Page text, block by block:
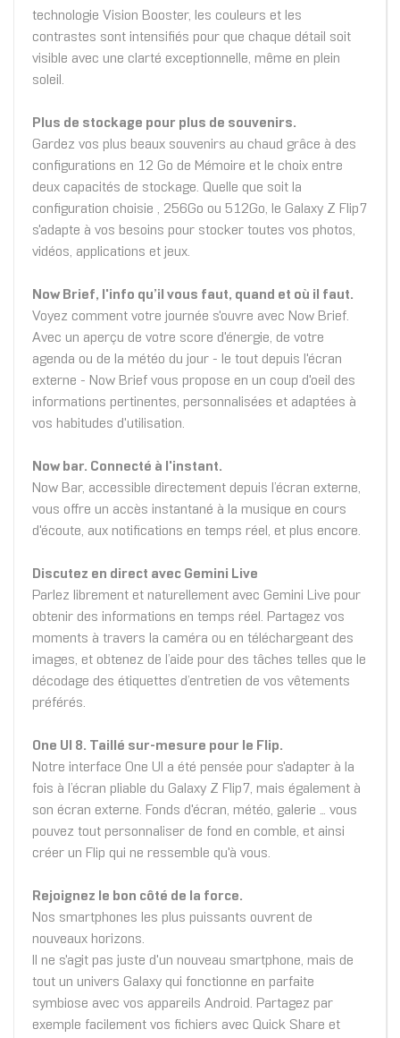
technologie Vision Booster, les couleurs et les
contrastes sont intensifiés pour que chaque détail soit
visible avec une clarté exceptionnelle, même en plein
soleil.
Plus de stockage pour plus de souvenirs.
Gardez vos plus beaux souvenirs au chaud grâce à des
configurations en 12 Go de Mémoire et le choix entre
deux capacités de stockage. Quelle que soit la
configuration choisie , 256Go ou 512Go, le Galaxy Z Flip7
s'adapte à vos besoins pour stocker toutes vos photos,
vidéos, applications et jeux.
Now Brief, l'info qu’il vous faut, quand et où il faut.
Voyez comment votre journée s'ouvre avec Now Brief.
Avec un aperçu de votre score d'énergie, de votre
agenda ou de la météo du jour - le tout depuis l'écran
externe - Now Brief vous propose en un coup d'oeil des
informations pertinentes, personnalisées et adaptées à
vos habitudes d'utilisation.
Now bar. Connecté à l'instant.
Now Bar, accessible directement depuis l’écran externe,
vous offre un accès instantané à la musique en cours
d'écoute, aux notifications en temps réel, et plus encore.
Discutez en direct avec Gemini Live
Parlez librement et naturellement avec Gemini Live pour
obtenir des informations en temps réel. Partagez vos
moments à travers la caméra ou en téléchargeant des
images, et obtenez de l’aide pour des tâches telles que le
décodage des étiquettes d’entretien de vos vêtements
préférés.
One UI 8. Taillé sur-mesure pour le Flip.
Notre interface One UI a été pensée pour s'adapter à la
fois à l’écran pliable du Galaxy Z Flip7, mais également à
son écran externe. Fonds d'écran, météo, galerie … vous
pouvez tout personnaliser de fond en comble, et ainsi
créer un Flip qui ne ressemble qu'à vous.
Rejoignez le bon côté de la force.
Nos smartphones les plus puissants ouvrent de
nouveaux horizons.
Il ne s'agit pas juste d'un nouveau smartphone, mais de
tout un univers Galaxy qui fonctionne en parfaite
symbiose avec vos appareils Android. Partagez par
exemple facilement vos fichiers avec Quick Share et